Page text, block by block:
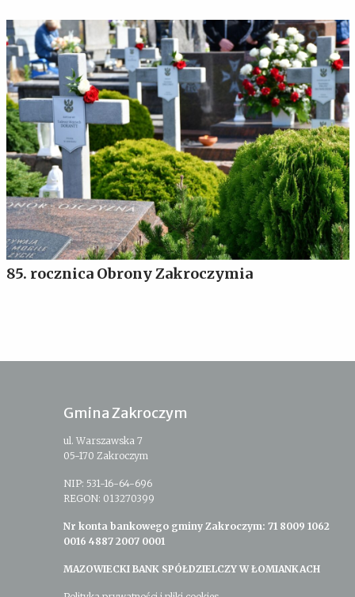
85. rocznica Obrony Zakroczymia
Gmina Zakroczym
ul. Warszawska 7
05-170 Zakroczym
NIP: 531-16-64-696
REGON: 013270399
Nr konta bankowego gminy Zakroczym: 71 8009 1062
0016 4887 2007 0001
MAZOWIECKI BANK SPÓŁDZIELCZY W ŁOMIANKACH